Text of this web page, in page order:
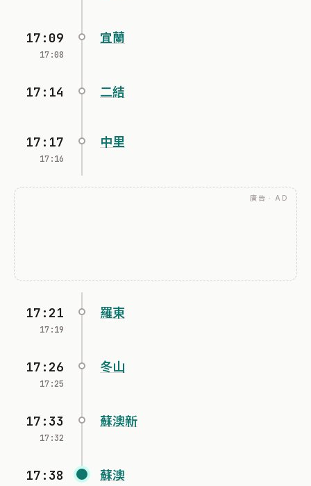
17:09
17:08
宜蘭
17:14 二結
17:17
17:16
中里
廣告 · AD
17:21
17:19
羅東
17:26
17:25
冬山
17:33
17:32
蘇澳新
17:38 蘇澳